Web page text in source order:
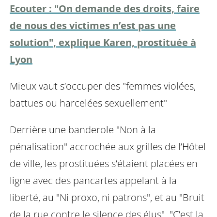
Ecouter : "On demande des droits, faire
de nous des victimes n’est pas une
solution", explique Karen, prostituée à
Lyon
Mieux vaut s’occuper des "femmes violées,
battues ou harcelées sexuellement"
Derrière une banderole "Non à la
pénalisation" accrochée aux grilles de l’Hôtel
de ville, les prostituées s’étaient placées en
ligne avec des pancartes appelant à la
liberté, au "Ni proxo, ni patrons", et au "Bruit
de la rue contre le silence des élus". "C’est la